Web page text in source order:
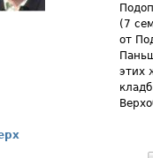
(7
от
этих